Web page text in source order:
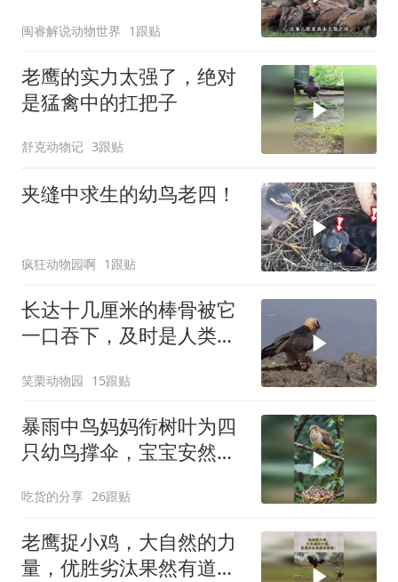
闽睿解说动物世界 1跟贴
老鹰的实力太强了，绝对
是猛禽中的扛把子
舒克动物记 3跟贴
夹缝中求生的幼鸟老四！
疯狂动物园啊 1跟贴
长达十几厘米的棒骨被它
一口吞下，及时是人类腿
吞
笑栗动物园 15跟贴
暴雨中鸟妈妈衔树叶为四
只幼鸟撑伞，宝宝安然入
吃货的分享 26跟贴
老鹰捉小鸡，大自然的力
量，优胜劣汰果然有道